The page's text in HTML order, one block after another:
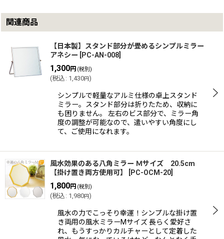
関連商品
【日本製】スタンド部分が畳めるシンプルミラー
アネシー
PC-AN-008
1,300円 (税別)
(税込 : 1,430円)
シンプルで軽量なアルミ仕様の卓上スタンド
ミラー。スタンド部分は折りたため、収納に
も困りません。 左右のビス部分で、ミラー角
度の調整が可能なので、遣いやすい角度にし
て、ご使用になれます。
風水効果のある八角ミラー Ｍサイズ 20.5cm
【掛け置き両方使用可】
PC-OCM-20
1,800円 (税別)
(税込 : 1,980円)
風水の力でこっそり幸運！シンプルな掛け置
き両用の風水ミラーMサイズ 長らく愛好さ
れ、もうすっかりカルチャーとして定着した